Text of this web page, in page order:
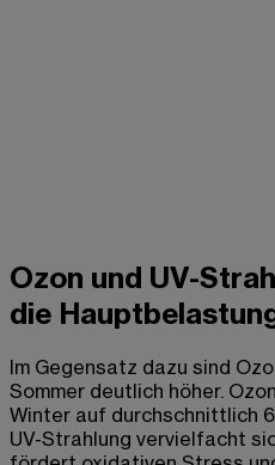
Ozon und UV-
die
Im Gegensatz dazu sind
Sommer deutlich höher.
Winter auf durchschnittlich
UV-Strahlung vervielfacht